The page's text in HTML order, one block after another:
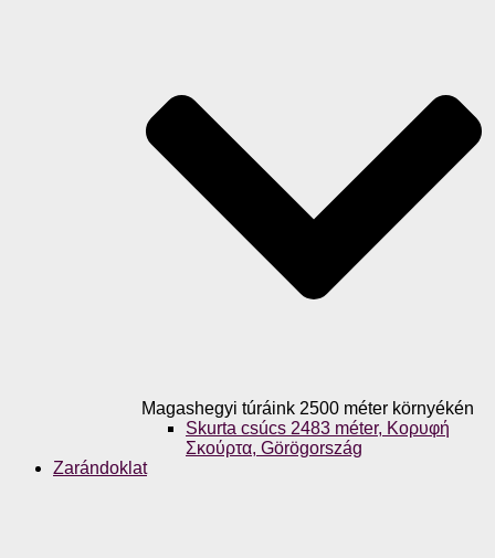
Magashegyi túráink 2500 méter környékén
Skurta csúcs 2483 méter, Κορυφή
Σκούρτα, Görögország
Zarándoklat